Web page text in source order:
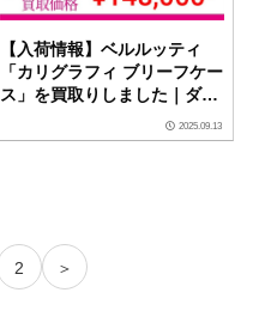
【入荷情報】ベルルッティ
「カリグラフィ ブリーフケー
ス」を買取りしました｜ダイ
2025.09.13
2 ＞